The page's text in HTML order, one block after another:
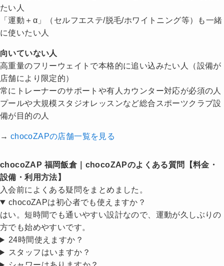
たい人
「運動＋α」（セルフエステ/脱毛/ホワイトニング等）も一緒
に使いたい人
向いていない人
高重量のフリーウェイトで本格的に追い込みたい人（設備が
店舗により限定的）
常にトレーナーのサポートや有人カウンター対応が必須の人
プールや大規模スタジオレッスンなど総合スポーツクラブ設
備が目的の人
→ chocoZAPの店舗一覧を見る
chocoZAP 福岡飯倉｜chocoZAPのよくある質問【料金・
設備・利用方法】
入会前によくある疑問をまとめました。
chocoZAPは初心者でも使えますか？
はい。短時間でも通いやすい設計なので、運動が久しぶりの
方でも始めやすいです。
24時間使えますか？
スタッフはいますか？